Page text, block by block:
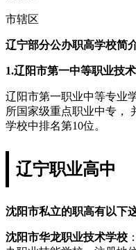
市辖区
辽宁部分公办职高学校简
1.辽阳市第一中等职业技
辽阳市第一职业中等专业
所国家级重点职业中专，
学校中排名第10位。
辽宁职业高中
沈阳市私立的职高有以下
沈阳市华龙职业技术学校